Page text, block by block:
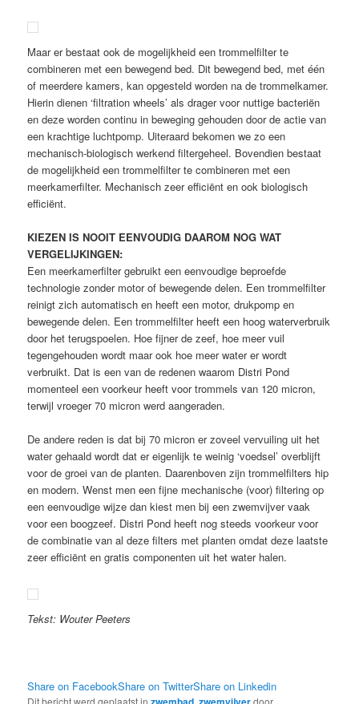
Maar er bestaat ook de mogelijkheid een trommelfilter te
combineren met een bewegend bed. Dit bewegend bed, met één
of meerdere kamers, kan opgesteld worden na de trommelkamer.
Hierin dienen ‘filtration wheels’ als drager voor nuttige bacteriën
en deze worden continu in beweging gehouden door de actie van
een krachtige luchtpomp. Uiteraard bekomen we zo een
mechanisch-biologisch werkend filtergeheel. Bovendien bestaat
de mogelijkheid een trommelfilter te combineren met een
meerkamerfilter. Mechanisch zeer efficiënt en ook biologisch
efficiënt.
KIEZEN IS NOOIT EENVOUDIG DAAROM NOG WAT
VERGELIJKINGEN:
Een meerkamerfilter gebruikt een eenvoudige beproefde
technologie zonder motor of bewegende delen. Een trommelfilter
reinigt zich automatisch en heeft een motor, drukpomp en
bewegende delen. Een trommelfilter heeft een hoog waterverbruik
door het terugspoelen. Hoe fijner de zeef, hoe meer vuil
tegengehouden wordt maar ook hoe meer water er wordt
verbruikt. Dat is een van de redenen waarom Distri Pond
momenteel een voorkeur heeft voor trommels van 120 micron,
terwijl vroeger 70 micron werd aangeraden.
De andere reden is dat bij 70 micron er zoveel vervuiling uit het
water gehaald wordt dat er eigenlijk te weinig ‘voedsel’ overblijft
voor de groei van de planten. Daarenboven zijn trommelfilters hip
en modern. Wenst men een fijne mechanische (voor) filtering op
een eenvoudige wijze dan kiest men bij een zwemvijver vaak
voor een boogzeef. Distri Pond heeft nog steeds voorkeur voor
de combinatie van al deze filters met planten omdat deze laatste
zeer efficiënt en gratis componenten uit het water halen.
Tekst: Wouter Peeters
Share on FacebookShare on TwitterShare on Linkedin
Dit bericht werd geplaatst in , door